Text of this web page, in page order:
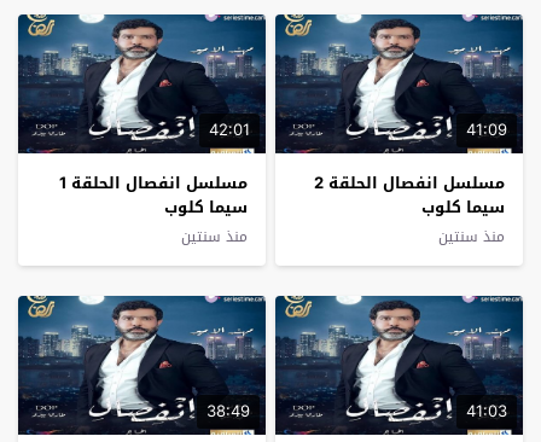
41:09
مسلسل انفصال الحلقة 2
سيما كلوب
منذ سنتين
42:01
مسلسل انفصال الحلقة 1
سيما كلوب
منذ سنتين
41:03
38:49